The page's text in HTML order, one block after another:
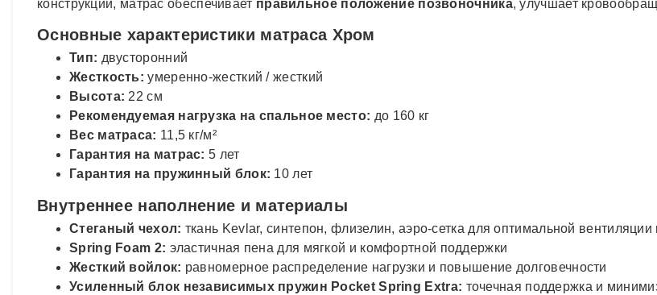
конструкции, матрас обеспечивает правильное положение позвоночника, улучшает
Основные характеристики матраса Хром
Тип: двусторонний
Жесткость: умеренно-жесткий / жесткий
Высота: 22 см
Рекомендуемая нагрузка на спальное место: до 160 кг
Вес матраса: 11,5 кг/м²
Гарантия на матрас: 5 лет
Гарантия на пружинный блок: 10 лет
Внутреннее наполнение и материалы
Стеганый чехол: ткань Kevlar, синтепон, флизелин, аэро-сетка для оптимальной вентиляции
Spring Foam 2: эластичная пена для мягкой и комфортной поддержки
Жесткий войлок: равномерное распределение нагрузки и повышение долговечности
Усиленный блок независимых пружин Pocket Spring Extra: точечная поддержка и